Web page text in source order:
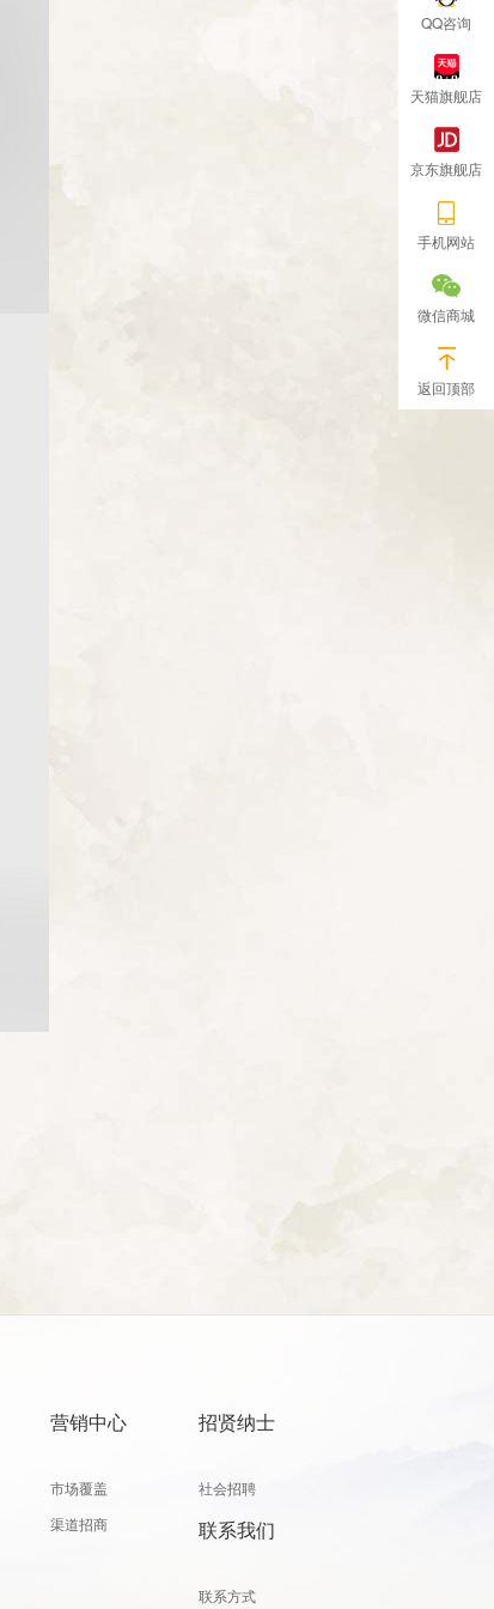
QQ咨询
天猫旗舰店
京东旗舰店
手机网站
微信商城
返回顶部
营销中心
市场覆盖
渠道招商
招贤纳士
社会招聘
联系我们
联系方式